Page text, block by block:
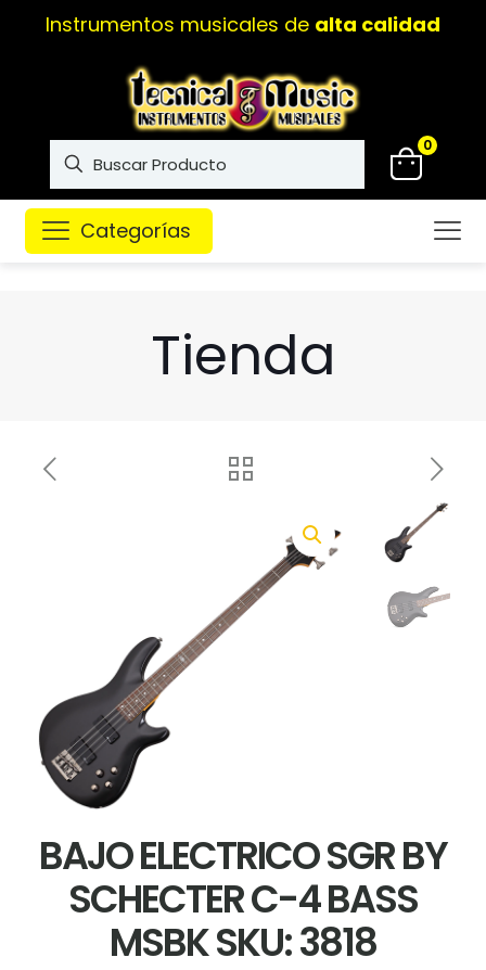
Instrumentos musicales de alta calidad
0
Categorías
Tienda
BAJO ELECTRICO SGR BY
SCHECTER C-4 BASS
MSBK SKU: 3818